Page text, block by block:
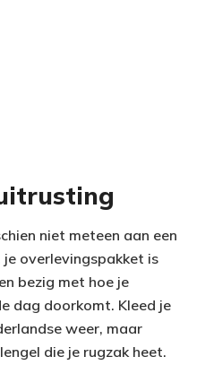
niet meteen aan een
overlevingspakket is
bezig met hoe je
dag doorkomt. Kleed je
weer, maar
die je rugzak heet.